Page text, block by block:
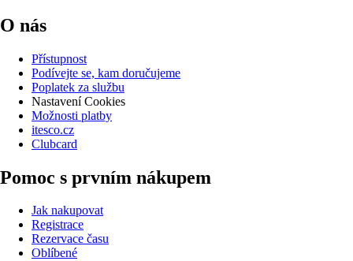
O nás
Přístupnost
Podívejte se, kam doručujeme
Poplatek za službu
Nastavení Cookies
Možnosti platby
itesco.cz
Clubcard
Pomoc s prvním nákupem
Jak nakupovat
Registrace
Rezervace času
Oblíbené